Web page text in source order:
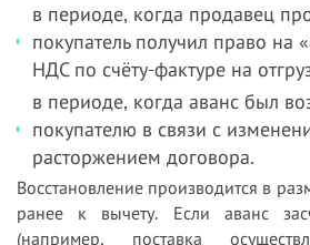
в периоде, когда продавец
покупатель получил право на
НДС по счёту-фактуре на
в периоде, когда аванс был
покупателю в связи с
расторжением договора.
Восстановление производится в
ранее к вычету. Если аванс
(например, поставка